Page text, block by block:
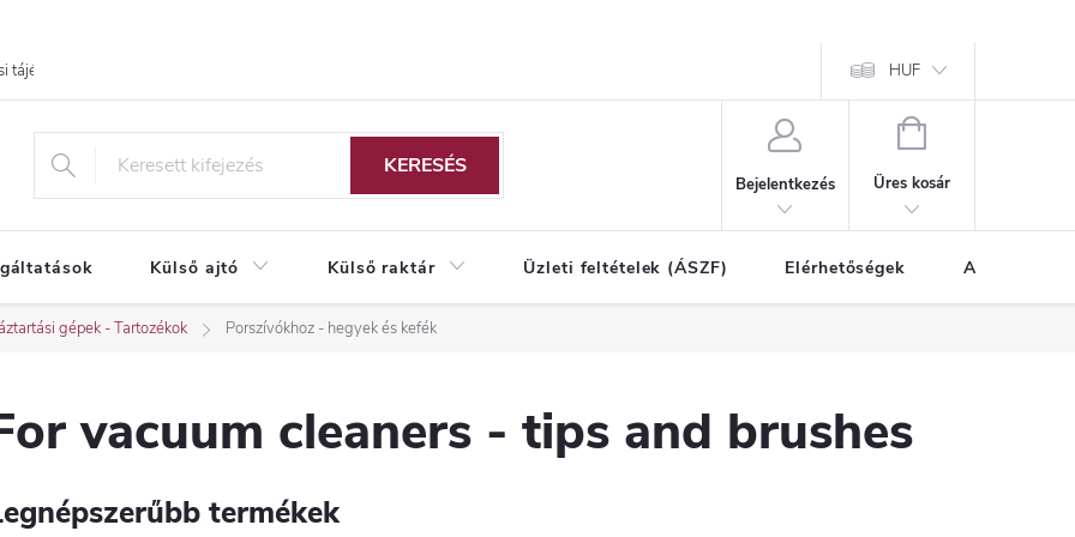
tájékoztató HUF
KERESÉS
Bejelentkezés
KOSÁR
Üres kosár
Külső ajtó Külső raktár Üzleti feltételek (ÁSZF) Elérhetőségek A vásárlás
gépek - Tartozékok Porszívókhoz - hegyek és kefék
vacuum cleaners - tips and brushes
termékek